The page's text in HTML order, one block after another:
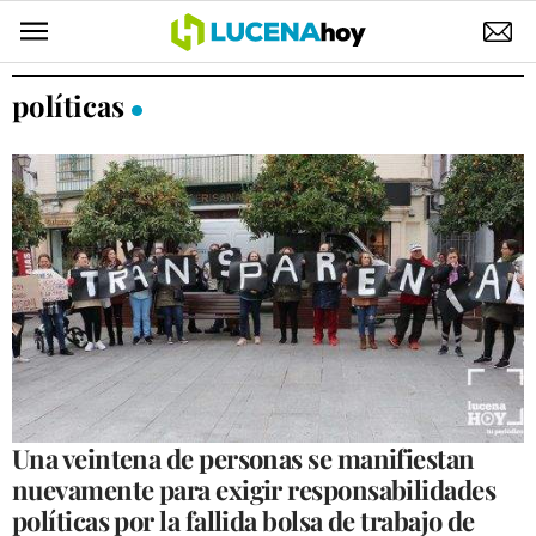
POLÍTICA
ELECCIONES
SUCESOS
ECONOMÍA
DESARROLLO LOCAL
LUCENA EMPRESAS
OCIO
COFRADÍAS
políticas
Una veintena de personas se manifiestan
nuevamente para exigir responsabilidades
políticas por la fallida bolsa de trabajo de